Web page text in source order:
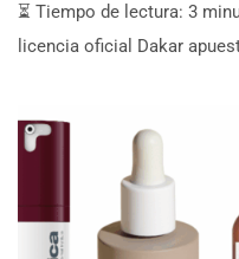
⏳ Tiempo de lectura: 3
licencia oficial Dakar